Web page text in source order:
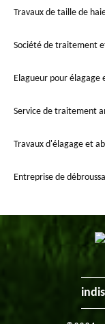
Travaux de taille de
Société de traitement
Elagueur pour élagage
Service de traitement
Travaux d'élagage et
Entreprise de